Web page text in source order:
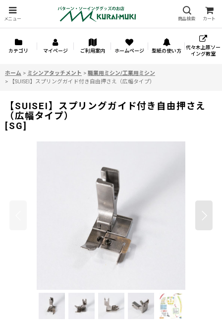
メニュー 商品検索 カート
カテゴリ マイページ ご利用案内 ホームページ 型紙の使い方
代々木上原ソー
イング教室
ホーム > ミシンアタッチメント > 職業用ミシン/工業用ミシン
>
【SUISEI】スプリングガイド付き自由押さえ（広幅タイプ）
【SUISEI】スプリングガイド付き自由押さえ
（広幅タイプ）
[SG]